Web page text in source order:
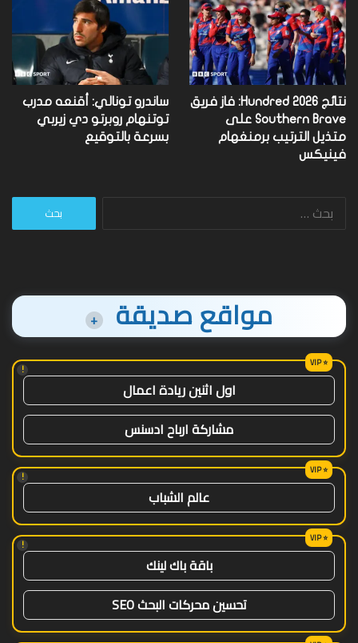
نتائج Hundred 2026: فاز فريق
Southern Brave على
متذيل الترتيب برمنغهام
فينيكس
ساندرو تونالي: أقنعه مدرب
توتنهام روبرتو دي زيربي
بسرعة بالتوقيع
البحث
مواقع صديقة +
!
اول اثنين ريادة اعمال
مشاركة ارباح ادسنس
!
عالم الشباب
!
باقة باك لينك
تحسين محركات البحث SEO